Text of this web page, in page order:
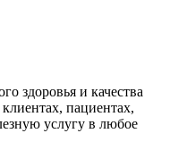
здоровья и качества
пациентах,
услугу в любое